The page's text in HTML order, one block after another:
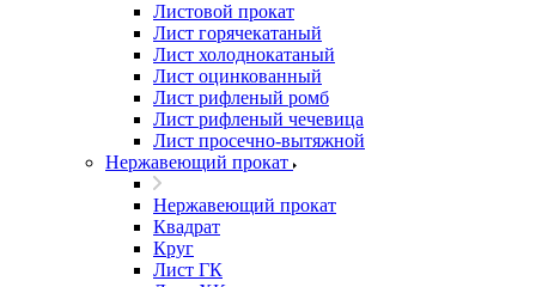
Листовой прокат
Лист горячекатаный
Лист холоднокатаный
Лист оцинкованный
Лист рифленый ромб
Лист рифленый чечевица
Лист просечно-вытяжной
Нержавеющий прокат
Нержавеющий прокат
Квадрат
Круг
Лист ГК